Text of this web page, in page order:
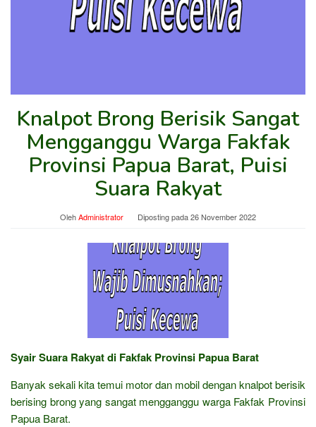
Knalpot Brong Berisik Sangat
Mengganggu Warga Fakfak
Provinsi Papua Barat, Puisi
Suara Rakyat
OlehAdministrator Diposting pada26 November 2022
Syair Suara Rakyat di Fakfak Provinsi Papua Barat
Banyak sekali kita temui motor dan mobil dengan knalpot berisik
berising brong yang sangat mengganggu warga Fakfak Provinsi
Papua Barat.